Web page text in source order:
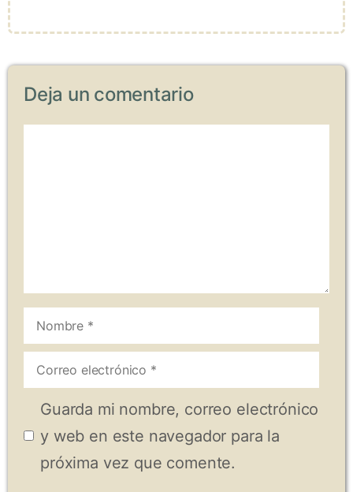
Deja un comentario
Nombre
Correo
electrónico
Guarda mi nombre, correo electrónico
y web en este navegador para la
próxima vez que comente.